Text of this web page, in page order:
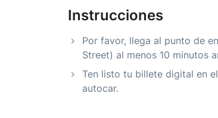
Instrucciones
Por favor, llega al punto de
Street) al menos 10 minutos
Ten listo tu billete digital en
autocar.